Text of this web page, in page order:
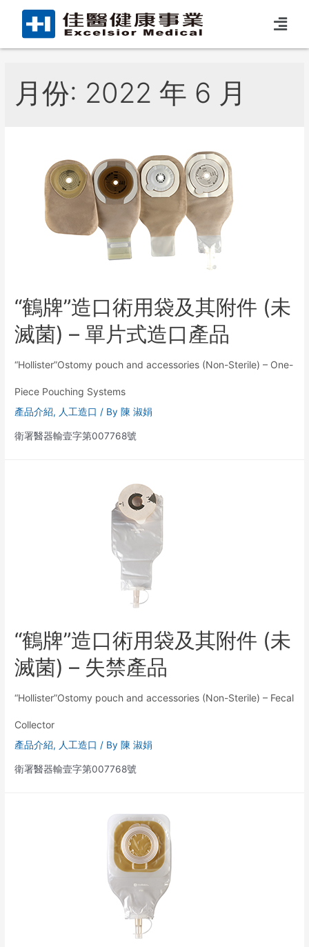
月份: 2022 年 6 月
“鶴牌”造口術用袋及其附件 (未
滅菌) – 單片式造口產品
“Hollister”Ostomy pouch and accessories (Non-Sterile) – One-
Piece Pouching Systems
產品介紹, 人工造口 / By陳 淑娟
衛署醫器輸壹字第007768號
“鶴牌”造口術用袋及其附件 (未
滅菌) – 失禁產品
“Hollister”Ostomy pouch and accessories (Non-Sterile) – Fecal
Collector
產品介紹, 人工造口 / By 陳 淑娟
衛署醫器輸壹字第007768號